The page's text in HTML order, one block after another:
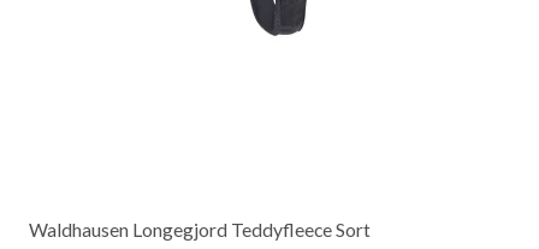
Waldhausen Longegjord Teddyfleece Sort